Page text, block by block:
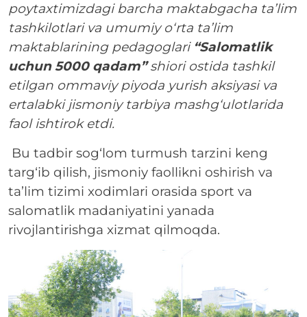
poytaxtimizdagi barcha maktabgacha ta’lim
tashkilotlari va umumiy o‘rta ta’lim
maktablarining pedagoglari “Salomatlik
uchun 5000 qadam”shiori ostida tashkil
etilgan ommaviy piyoda yurish aksiyasi va
ertalabki jismoniy tarbiya mashg‘ulotlarida
faol ishtirok etdi.
Bu tadbir sog‘lom turmush tarzini keng
targ‘ib qilish, jismoniy faollikni oshirish va
ta’lim tizimi xodimlari orasida sport va
salomatlik madaniyatini yanada
rivojlantirishga xizmat qilmoqda.